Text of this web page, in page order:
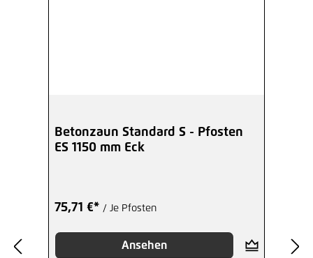
Betonzaun Standard S - Pfosten
ES 1150 mm Eck
75,71 €* / Je Pfosten
Ansehen